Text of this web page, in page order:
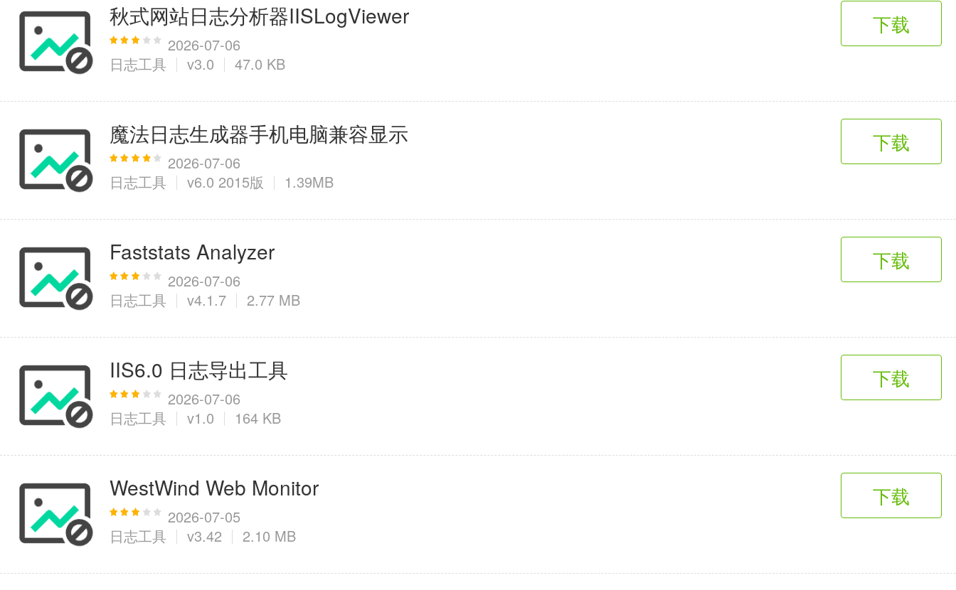
1万+款应用
医疗健康
6千+款应用
2百+款应用
3千+款应用
图像拍照
9百+款应用
秋式网站日志分析器IISLogViewer
2026-07-06
日志工具
v3.0 47.0 KB
下载
魔法日志生成器手机电脑兼容显示
2026-07-06
日志工具
v6.0 2015版 1.39MB
下载
Faststats Analyzer
2026-07-06
日志工具
v4.1.7 2.77 MB
下载
IIS6.0 日志导出工具
2026-07-06
日志工具
v1.0 164 KB
下载
WestWind Web Monitor
2026-07-05
日志工具
v3.42 2.10 MB
下载